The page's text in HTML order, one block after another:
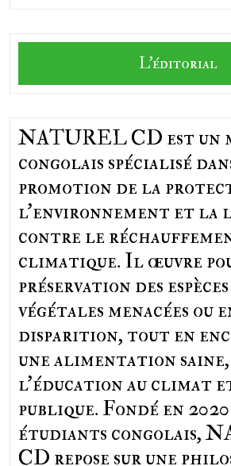
L'éditorial
NATUREL CD est un
congolais spécialisé
promotion de la
l’environnement et
contre le
climatique. Il œuvre
préservation des
végétales menacées ou
disparition, tout en
une alimentation saine,
l'éducation au climat
publique. Fondé en
étudiants congolais,
CD repose sur une